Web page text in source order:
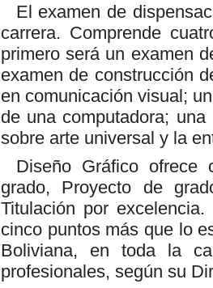
El examen de
carrera. Comprende
primero será un examen
examen de construcción
en comunicación visual;
de una computadora;
sobre arte universal y la
Diseño Gráfico ofrece
grado, Proyecto de
Titulación por
cinco puntos más que lo
Boliviana, en toda la
profesionales, según su